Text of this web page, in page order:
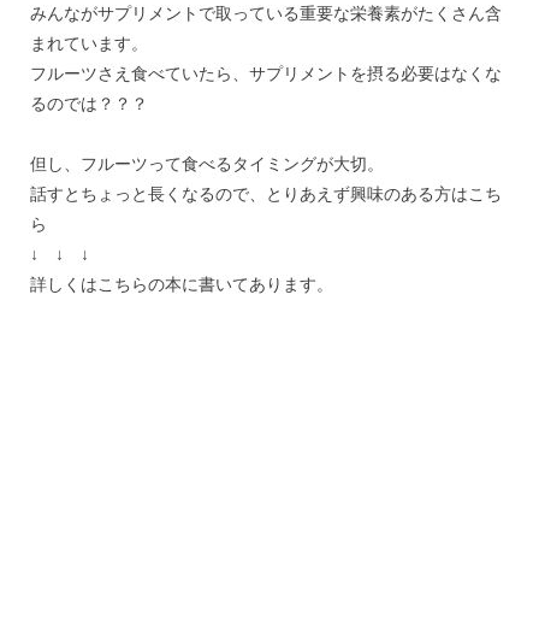
みんながサプリメントで取っている重要な栄養素がたくさん含
まれています。
フルーツさえ食べていたら、サプリメントを摂る必要はなくな
るのでは？？？
但し、フルーツって食べるタイミングが大切。
話すとちょっと長くなるので、とりあえず興味のある方はこち
ら
↓ ↓ ↓
詳しくはこちらの本に書いてあります。